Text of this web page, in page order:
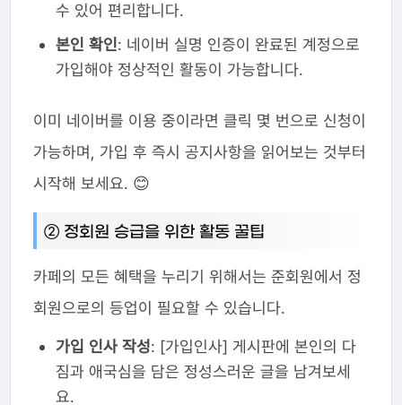
수 있어 편리합니다.
본인 확인: 네이버 실명 인증이 완료된 계정으로
가입해야 정상적인 활동이 가능합니다.
이미 네이버를 이용 중이라면 클릭 몇 번으로 신청이
가능하며, 가입 후 즉시 공지사항을 읽어보는 것부터
시작해 보세요. 😊
② 정회원 승급을 위한 활동 꿀팁
카페의 모든 혜택을 누리기 위해서는 준회원에서 정
회원으로의 등업이 필요할 수 있습니다.
가입 인사 작성: [가입인사] 게시판에 본인의 다
짐과 애국심을 담은 정성스러운 글을 남겨보세
요.